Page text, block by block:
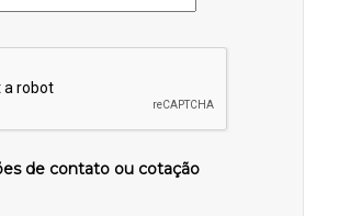
de contato ou cotação